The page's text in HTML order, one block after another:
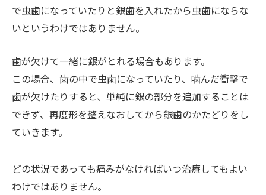
で虫歯になっていたりと銀歯を入れたから虫歯にならな
いというわけではありません。
歯が欠けて一緒に銀がとれる場合もあります。
この場合、歯の中で虫歯になっていたり、噛んだ衝撃で
歯が欠けたりすると、単純に銀の部分を追加することは
できず、再度形を整えなおしてから銀歯のかたどりをし
ていきます。
どの状況であっても痛みがなければいつ治療してもよい
わけではありません。